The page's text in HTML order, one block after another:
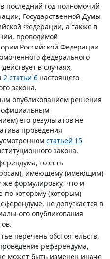
последний год полномочий
Государственной Думы
Федерации, а также в
проводимой
Российской Федерации
федерального
в случаях,
2 статьи 6 настоящего
закона.
опубликованием решения
официальным
его результатов не
проведения
статьей 15
закона.
то есть
имеющему (имеющим)
формулировку, что и
по которому (которым)
не допускается в
опубликования
перечень обстоятельств,
референдума,
может быть изменен иначе